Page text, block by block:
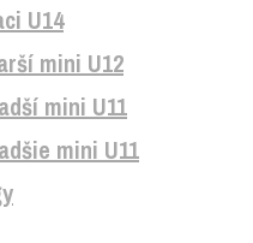
U14
mini U12
mini U11
mini U11